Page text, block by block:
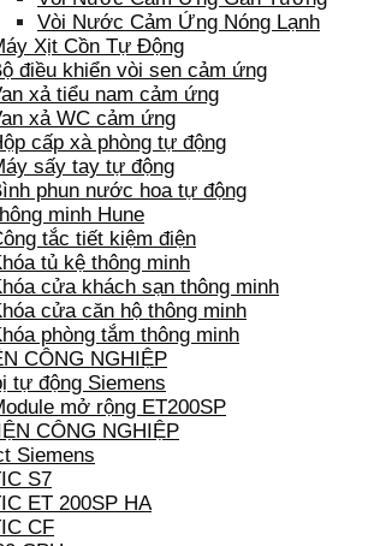
Vòi Nước Cảm Ứng Nóng Lạnh
Xịt Cồn Tự Động
điều khiển vòi sen cảm ứng
xả tiểu nam cảm ứng
xả WC cảm ứng
cấp xà phòng tự động
sấy tay tự động
phun nước hoa tự động
minh Hune
tắc tiết kiệm điện
tủ kệ thông minh
cửa khách sạn thông minh
cửa căn hộ thông minh
phòng tắm thông minh
CÔNG NGHIỆP
tự động Siemens
mở rộng ET200SP
CÔNG NGHIỆP
Siemens
S7
ET 200SP HA
CF